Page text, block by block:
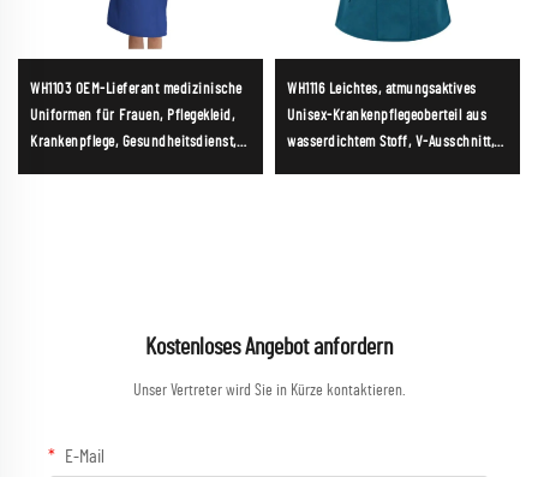
WH1103 OEM-Lieferant medizinische
Uniformen für Frauen, Pflegekleid,
Krankenpflege, Gesundheitsdienst,
WH1116 Leichtes, atmungsaktives
Unisex-Krankenpflegeoberteil aus
wasserdichtem Stoff, V-Ausschnitt,
Kostenloses Angebot anfordern
Unser Vertreter wird Sie in Kürze kontaktieren.
E-Mail